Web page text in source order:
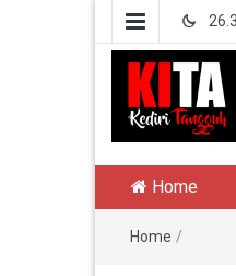
Kediri
Home
Home /